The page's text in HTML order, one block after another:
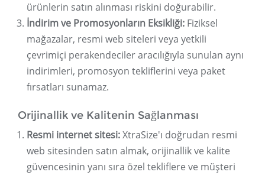
ürünlerin satın alınması riskini doğurabilir.
İndirim ve Promosyonların Eksikliği: Fiziksel
mağazalar, resmi web siteleri veya yetkili
çevrimiçi perakendeciler aracılığıyla sunulan aynı
indirimleri, promosyon tekliflerini veya paket
fırsatları sunamaz.
Orijinallik ve Kalitenin Sağlanması
Resmi internet sitesi:XtraSize'ı doğrudan resmi
web sitesinden satın almak, orijinallik ve kalite
güvencesinin yanı sıra özel tekliflere ve müşteri